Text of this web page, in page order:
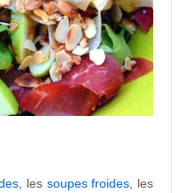
, les soupes froides , les